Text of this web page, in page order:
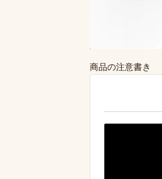
商品の注意書き